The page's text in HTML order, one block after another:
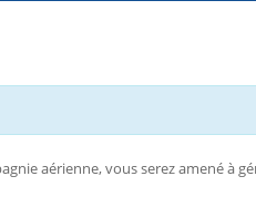
aérienne, vous serez amené à